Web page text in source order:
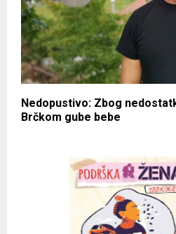
Nedopustivo: Zbog
Brčkom gube bebe